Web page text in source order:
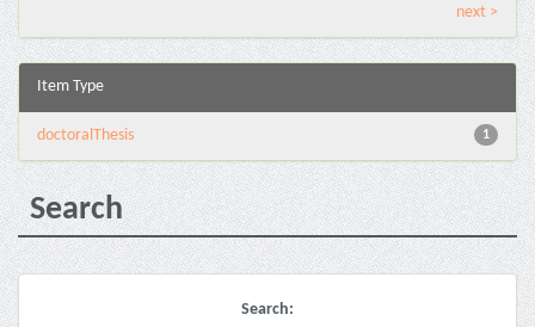
next >
Item Type
1
doctoralThesis
Search
Search: